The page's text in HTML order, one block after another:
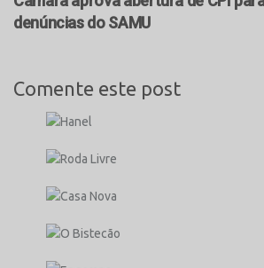
denúncias do SAMU
Comente este post